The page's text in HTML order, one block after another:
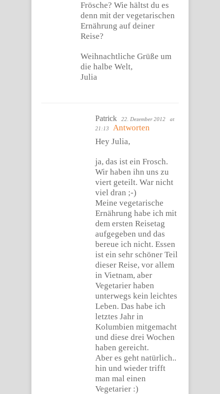
Frösche? Wie hältst du es
denn mit der vegetarischen
Ernährung auf deiner
Reise?
Weihnachtliche Grüße um
die halbe Welt,
Julia
Patrick 22. Dezember 2012
at
21:13
Antworten
Hey Julia,
ja, das ist ein Frosch.
Wir haben ihn uns zu
viert geteilt. War nicht
viel dran ;-)
Meine vegetarische
Ernährung habe ich mit
dem ersten Reisetag
aufgegeben und das
bereue ich nicht. Essen
ist ein sehr schöner Teil
dieser Reise, vor allem
in Vietnam, aber
Vegetarier haben
unterwegs kein leichtes
Leben. Das habe ich
letztes Jahr in
Kolumbien mitgemacht
und diese drei Wochen
haben gereicht.
Aber es geht natürlich..
hin und wieder trifft
man mal einen
Vegetarier :)